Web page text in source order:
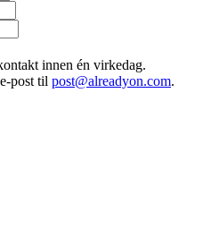
innen én virkedag.
post til post@alreadyon.com.